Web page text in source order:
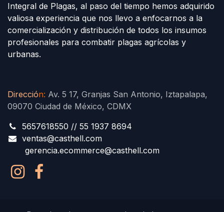
Integral de Plagas, al paso del tiempo hemos adquirido
valiosa experiencia que nos llevo a enfocarnos a la
comercialización y distribución de todos los insumos
profesionales para combatir plagas agrícolas y
urbanas.
Dirección: Av. 5 17, Granjas San Antonio, Iztapalapa,
09070 Ciudad de México, CDMX
5657618550 // 55 1937 8694
ventas@casthell.com
gerencia.ecommerce@casthell.com